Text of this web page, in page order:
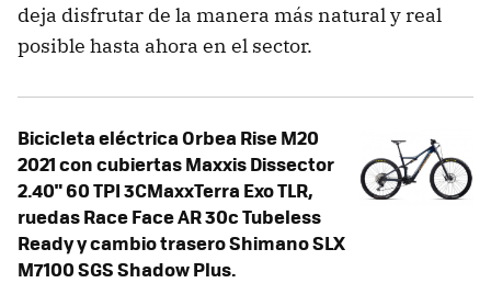
deja disfrutar de la manera más natural y real
posible hasta ahora en el sector.
Bicicleta eléctrica Orbea Rise M20
2021 con cubiertas Maxxis Dissector
2.40" 60 TPI 3CMaxxTerra Exo TLR,
ruedas Race Face AR 30c Tubeless
Ready y cambio trasero Shimano SLX
M7100 SGS Shadow Plus.